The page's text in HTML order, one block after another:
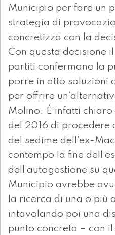
Municipio per fare un
strategia di
concretizza con la
Con questa decisione
partiti confermano la
porre in atto soluzioni
per offrire
Molino. È infatti
del 2016 di procedere
del sedime dell’ex-
contempo la fine
dell’autogestione su
Municipio avrebbe
la ricerca di una o più
intavolando poi una
punto concreta – con